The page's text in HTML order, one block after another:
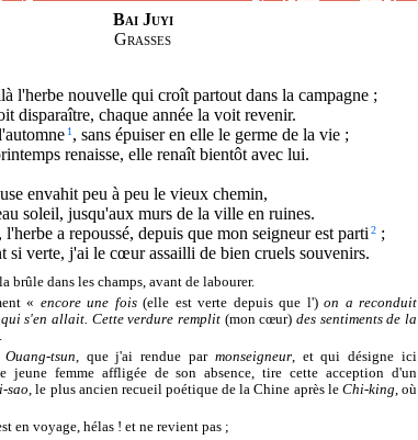
Bai Juyi
Grasses
l'herbe nouvelle qui croît partout dans la campagne ;
disparaître, chaque année la voit revenir.
1 , sans épuiser en elle le germe de la vie ;
renaisse, elle renaît bientôt avec lui.
envahit peu à peu le vieux chemin,
soleil, jusqu'aux murs de la ville en ruines.
a repoussé, depuis que mon seigneur est parti 2 ;
si verte, j'ai le cœur assailli de bien cruels souvenirs.
brûle dans les champs, avant de labourer.
« encore une fois (elle est verte depuis que l')on a reconduit
s'en allait. Cette verdure remplit (mon cœur) des sentiments de la
Ouang-tsun, que j'ai rendue par monseigneur, et qui désigne ici
jeune femme affligée de son absence, tire cette acception d'un
sao, le plus ancien recueil poétique de la Chine après le Chi-king, où
en voyage, hélas ! et ne revient pas ;